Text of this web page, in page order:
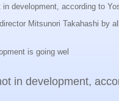
development, according to
Mitsunori Takahashi by
is going wel
in development,